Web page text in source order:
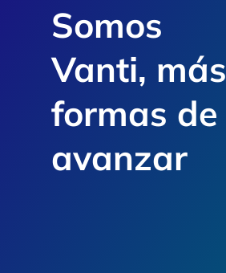
Somos
Vanti, más
formas de
avanzar